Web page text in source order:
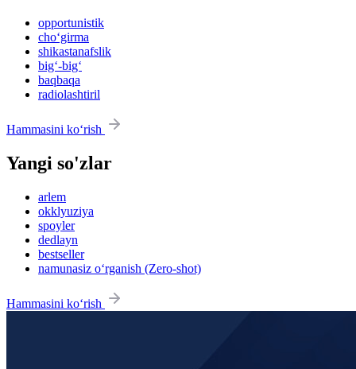
opportunistik
cho‘girma
shikastanafslik
big‘-big‘
baqbaqa
radiolashtiril
Hammasini ko‘rish
Yangi so'zlar
arlem
okklyuziya
spoyler
dedlayn
bestseller
namunasiz o‘rganish (Zero-shot)
Hammasini ko‘rish